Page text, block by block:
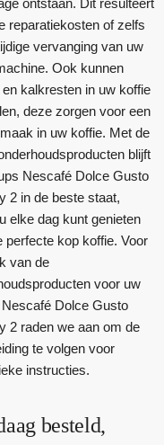
reparatiekosten of zelfs
vervanging van uw
Ook kunnen
en kalkresten in uw koffie
deze zorgen voor een
in uw koffie. Met de
blijft
Nescafé Dolce Gusto
2 in de beste staat,
elke dag kunt genieten
perfecte kop koffie. Voor
van de
voor uw
Dolce Gusto
2 raden we aan om de
te volgen voor
instructies.
besteld,